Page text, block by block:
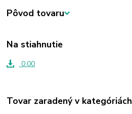
Pôvod tovaru
Na stiahnutie
0.00
Tovar zaradený v kategóriách